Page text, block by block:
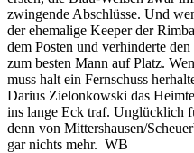
zwingende Abschlüsse. Und
der ehemalige Keeper der
dem Posten und verhinderte
zum besten Mann auf Platz.
muss halt ein Fernschuss
Darius Zielonkowski das
ins lange Eck traf. Unglücklich
denn von Mittershausen/
gar nichts mehr. WB